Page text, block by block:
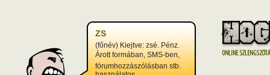
ZS
(főnév) Kiejtve: zsé. Pénz.
Árott formában, SMS-ben,
fórumhozzászólásban stb.